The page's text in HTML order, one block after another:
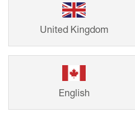
JOLLY
United Kingdom
English